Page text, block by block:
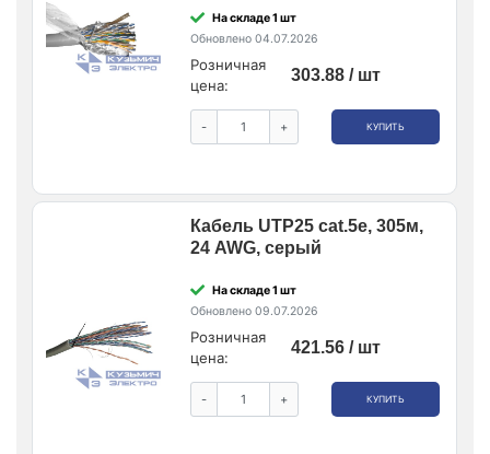
На складе 1 шт
Обновлено 04.07.2026
Розничная
цена:
303.88 / шт
- + КУПИТЬ
Кабель UTP25 cat.5e, 305м,
24 AWG, серый
На складе 1 шт
Обновлено 09.07.2026
Розничная
цена:
421.56 / шт
- + КУПИТЬ